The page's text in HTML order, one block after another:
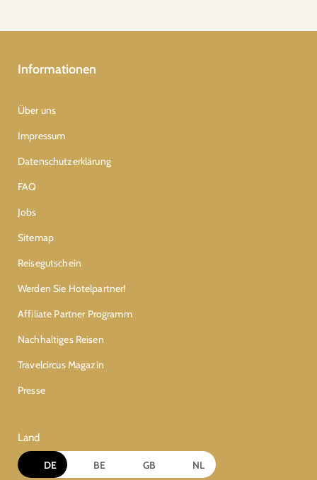
Informationen
Über uns
Impressum
Datenschutzerklärung
FAQ
Jobs
Sitemap
Reisegutschein
Werden Sie Hotelpartner!
Affiliate Partner Programm
Nachhaltiges Reisen
Travelcircus Magazin
Presse
Land
DE BE GB NL